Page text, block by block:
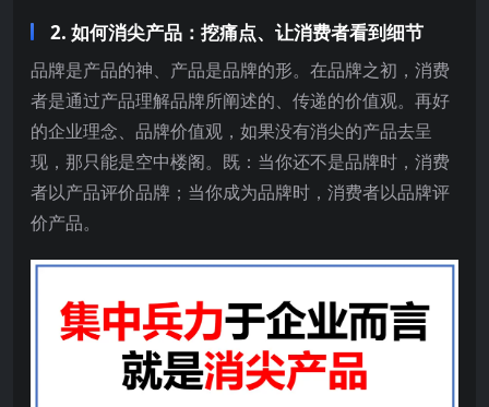
2. 如何消尖产品：挖痛点、让消费者看到细节
品牌是产品的神、产品是品牌的形。在品牌之初，消费
者是通过产品理解品牌所阐述的、传递的价值观。再好
的企业理念、品牌价值观，如果没有消尖的产品去呈
现，那只能是空中楼阁。既：当你还不是品牌时，消费
者以产品评价品牌；当你成为品牌时，消费者以品牌评
价产品。